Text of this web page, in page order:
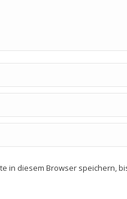
in diesem Browser speichern,